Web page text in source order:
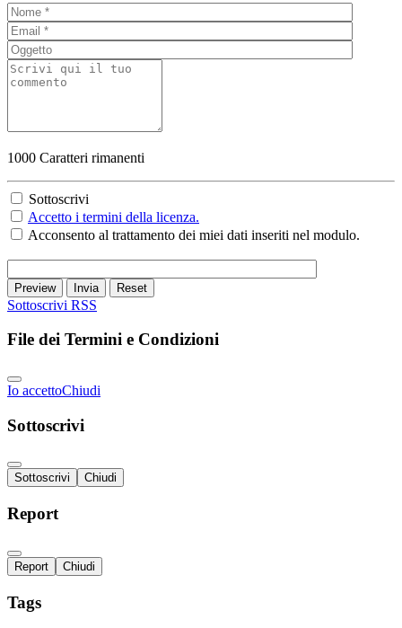
1000 Caratteri rimanenti
Sottoscrivi
Accetto i termini della licenza.
Acconsento al trattamento dei miei dati inseriti nel modulo.
Preview Invia Reset
Sottoscrivi RSS
File dei Termini e Condizioni
Io accettoChiudi
Sottoscrivi
Sottoscrivi Chiudi
Report
Report Chiudi
Tags